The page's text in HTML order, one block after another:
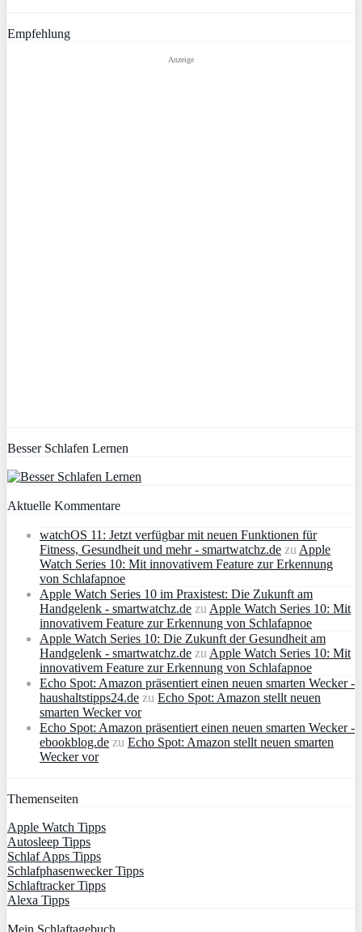
Empfehlung
Anzeige
Besser Schlafen Lernen
Aktuelle Kommentare
watchOS 11: Jetzt verfügbar mit neuen Funktionen für
Fitness, Gesundheit und mehr - smartwatchz.de zu Apple
Watch Series 10: Mit innovativem Feature zur Erkennung
von Schlafapnoe
Apple Watch Series 10 im Praxistest: Die Zukunft am
Handgelenk - smartwatchz.de zu Apple Watch Series 10: Mit
innovativem Feature zur Erkennung von Schlafapnoe
Apple Watch Series 10: Die Zukunft der Gesundheit am
Handgelenk - smartwatchz.de zu Apple Watch Series 10: Mit
innovativem Feature zur Erkennung von Schlafapnoe
Echo Spot: Amazon präsentiert einen neuen smarten Wecker -
haushaltstipps24.de zu Echo Spot: Amazon stellt neuen
smarten Wecker vor
Echo Spot: Amazon präsentiert einen neuen smarten Wecker -
ebookblog.de zu Echo Spot: Amazon stellt neuen smarten
Wecker vor
Themenseiten
Apple Watch Tipps
Autosleep Tipps
Schlaf Apps Tipps
Schlafphasenwecker Tipps
Schlaftracker Tipps
Alexa Tipps
Mein Schlaftagebuch